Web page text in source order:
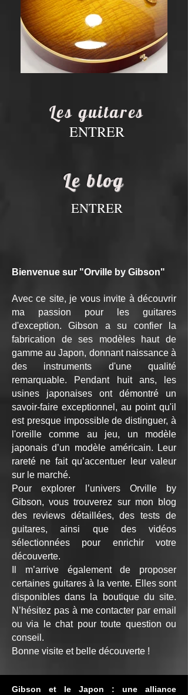
Les guitares
ENTRER
Le blog
ENTRER
Bienvenue sur "Orville by Gibson"
Avec ce site, je vous invite à découvrir
ma passion pour les guitares
d'exception. Gibson a su confier la
fabrication de ses modèles haut de
gamme au Japon, donnant naissance à
des instruments d'une qualité
remarquable. Pendant huit ans, les
usines japonaises ont démontré un
savoir-faire exceptionnel, au point qu'il
est presque impossible de distinguer, à
l'oreille comme au jeu, un modèle
japonais d’un modèle américain. Leur
rareté ne fait qu’accentuer leur valeur
sur le marché.
Pour explorer l’univers Orville by
Gibson, vous trouverez sur mon blog
des reviews détaillées, des tests de
guitares, ainsi que des vidéos
sélectionnées pour enrichir votre
découverte.
Il m’arrive également de proposer
certaines guitares à la vente. Elles sont
disponibles dans la boutique du site.
N’hésitez pas à me contacter par email
ou via le chat pour toute question ou
conseil.
Bonne visite et belle découverte !
Gibson et le Japon : une alliance